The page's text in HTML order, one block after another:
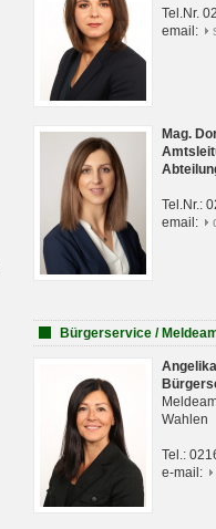
Tel.Nr.
email:
Mag.
Tel.Nr.:
email:
Bürgerservice /
Wahlen
Tel.:
e-mail: